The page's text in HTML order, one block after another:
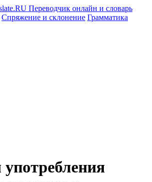
Спряжение и склонение Грамматика